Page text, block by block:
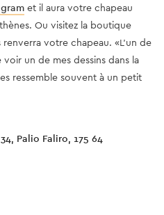
et il aura votre chapeau
Ou visitez la boutique
votre chapeau. «L'un de
un de mes dessins dans la
ressemble souvent à un petit
Palio Faliro, 175 64